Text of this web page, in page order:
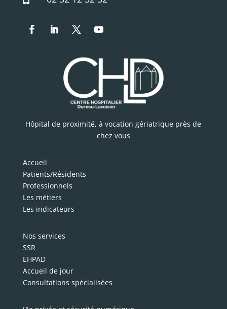
Hôpital de proximité, à vocation gériatrique près de
chez vous
Accueil
Patients/Résidents
Professionnels
Les métiers
Les indicateurs
Nos services
SSR
EHPAD
Accueil de jour
Consultations spécialisées